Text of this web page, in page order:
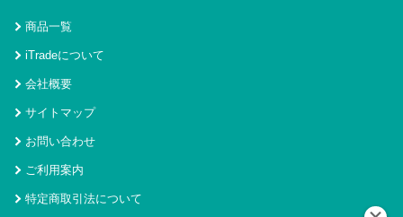
商品一覧
iTradeについて
会社概要
サイトマップ
お問い合わせ
ご利用案内
特定商取引法について